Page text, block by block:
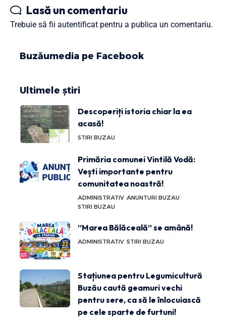
Lasă un comentariu
Trebuie să fii autentificat pentru a publica un comentariu.
Buzăumedia pe Facebook
Ultimele știri
Descoperiți istoria chiar la ea
acasă!
STIRI BUZAU
Primăria comunei Vintilă Vodă:
Vești importante pentru
comunitatea noastră!
ADMINISTRATIV ANUNTURI BUZAU
STIRI BUZAU
”Marea Bălăceală” se amână!
ADMINISTRATIV STIRI BUZAU
Stațiunea pentru Legumicultură
Buzău caută geamuri vechi
pentru sere, ca să le înlocuiască
pe cele sparte de furtuni!